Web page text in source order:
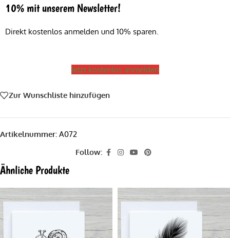
10% mit unserem Newsletter!
Direkt kostenlos anmelden und 10% sparen.
Jetzt kostenlos anmelden
Zur Wunschliste hinzufügen
Artikelnummer: A072
Follow:
Ähnliche Produkte